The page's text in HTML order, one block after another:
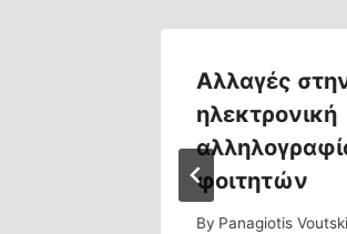
Αλλαγές
ηλεκτρονική
φοιτητών
By Panagiotis